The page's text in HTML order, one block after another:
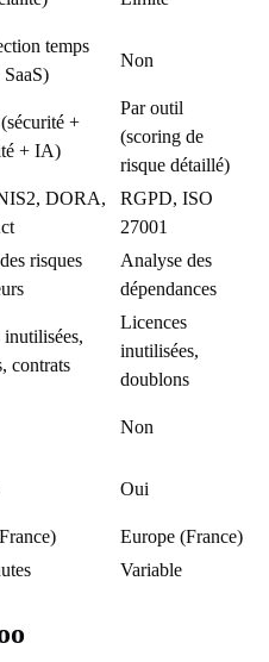
temps
Non
+
+ IA)
Par outil
(scoring de
risque détaillé)
DORA,
RGPD, ISO
27001
risques
Analyse des
dépendances
contrats
Licences
inutilisées,
doublons
Non
Oui
Europe (France)
Variable